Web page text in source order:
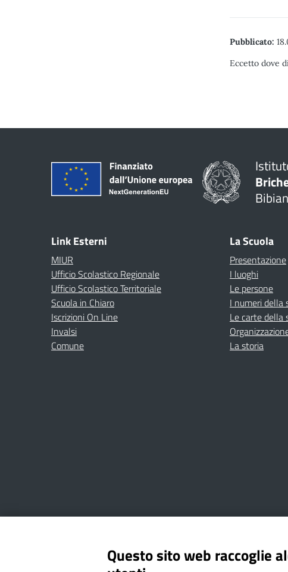
Pubblicato:
Eccetto dove
Link Esterni
MIUR
Ufficio Scolastico Regionale
Ufficio Scolastico Territoriale
Scuola in Chiaro
Iscrizioni On Line
Invalsi
Comune
La Scuola
Presentazione
I luoghi
Le persone
I numeri della
Le carte della
La storia
Amministrazione TrasparenteAlbo onlinePrivacy Policy
Questo sito web raccoglie